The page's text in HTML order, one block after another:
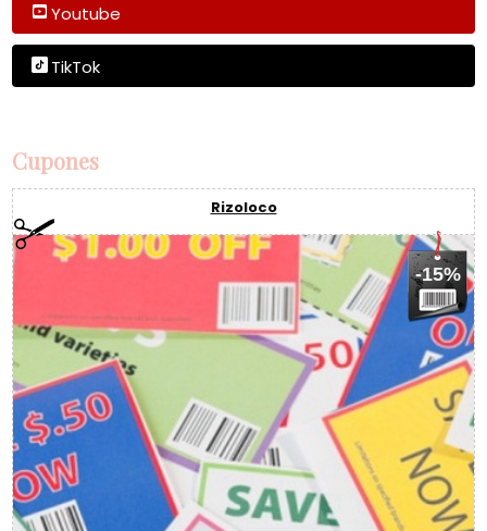
Youtube
TikTok
Cupones
Rizoloco
-15%